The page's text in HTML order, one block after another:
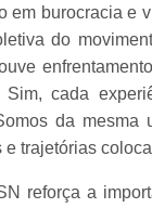
em burocracia e
do
Sim, cada
da mesma
trajetórias
reforça a